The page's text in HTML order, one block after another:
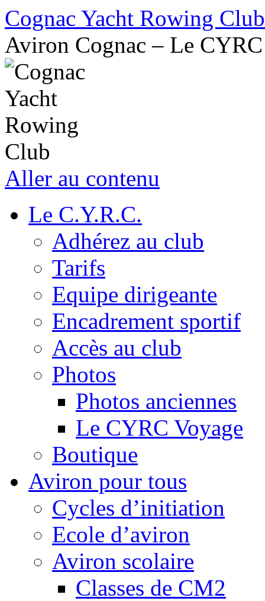
Cognac Yacht Rowing Club
Aviron Cognac – Le CYRC
Aller au contenu
Le C.Y.R.C.
Adhérez au club
Tarifs
Equipe dirigeante
Encadrement sportif
Accès au club
Photos
Photos anciennes
Le CYRC Voyage
Boutique
Aviron pour tous
Cycles d’initiation
Ecole d’aviron
Aviron scolaire
Classes de CM2